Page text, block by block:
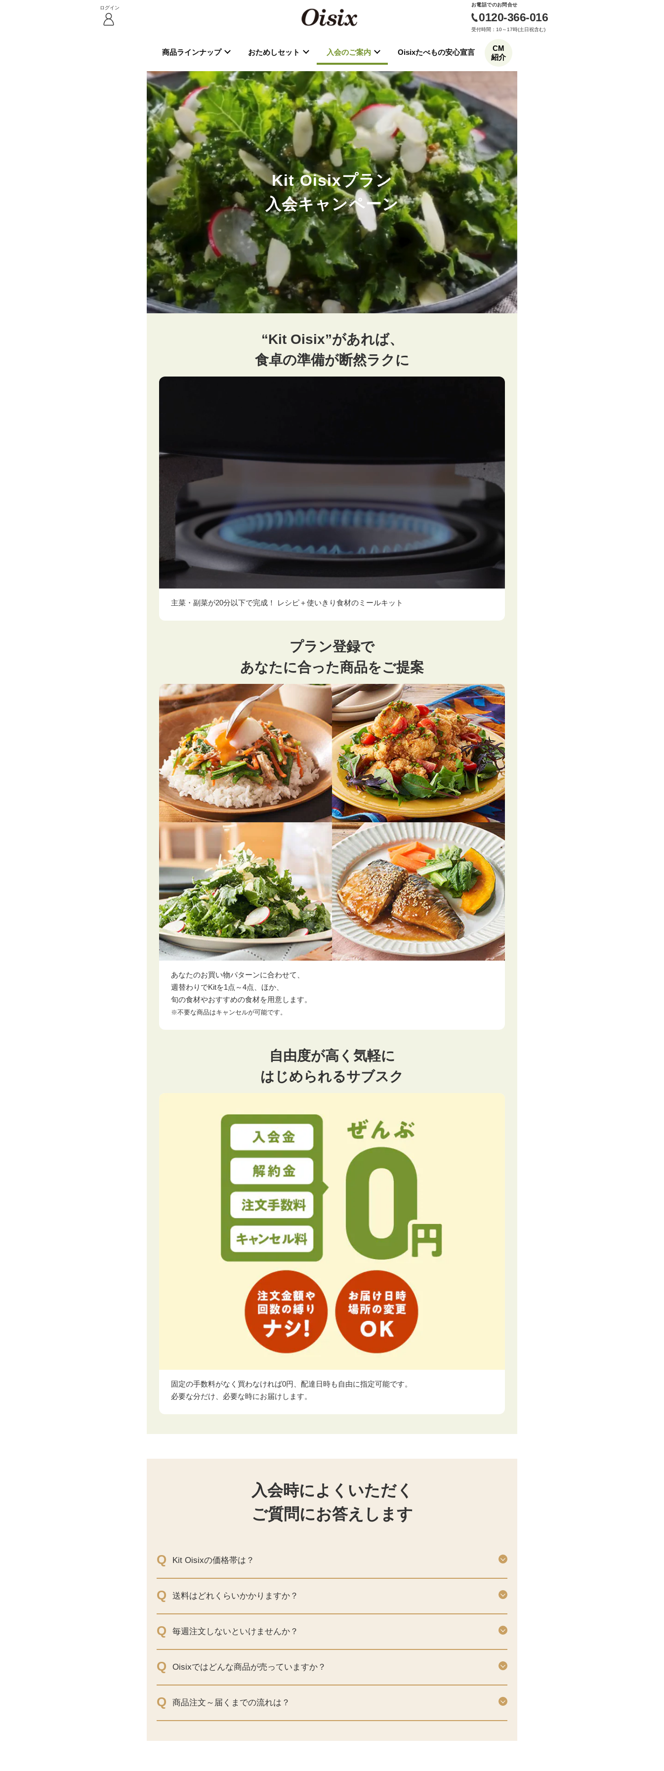
ログイン
お電話でのお問合せ
0120-366-016
受付時間：10～17時(土日祝含む)
商品ラインナップ おためしセット 入会のご案内 Oisixたべもの安心宣言
CM
紹介
Kit Oisixプラン
入会キャンペーン
“Kit Oisix”があれば、
食卓の準備が断然ラクに
主菜・副菜が20分以下で完成！ レシピ＋使いきり食材のミールキット
プラン登録で
あなたに合った商品をご提案
あなたのお買い物パターンに合わせて、
週替わりでKitを1点～4点、ほか、
旬の食材やおすすめの食材を用意します。
※不要な商品はキャンセルが可能です。
自由度が高く気軽に
はじめられるサブスク
固定の手数料がなく買わなければ0円、配達日時も自由に指定可能です。
必要な分だけ、必要な時にお届けします。
入会時によくいただく
ご質問にお答えします
Q Kit Oisixの価格帯は？
Q 送料はどれくらいかかりますか？
Q 毎週注文しないといけませんか？
Q Oisixではどんな商品が売っていますか？
Q 商品注文～届くまでの流れは？